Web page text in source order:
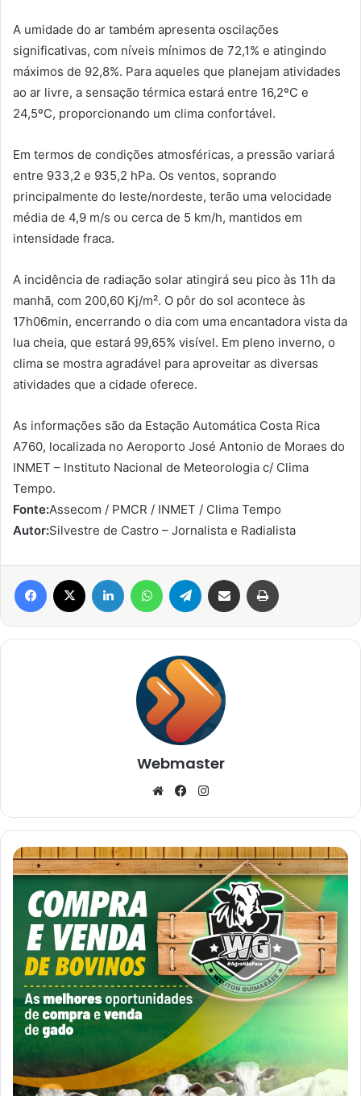
A umidade do ar também apresenta oscilações
significativas, com níveis mínimos de 72,1% e atingindo
máximos de 92,8%. Para aqueles que planejam atividades
ao ar livre, a sensação térmica estará entre 16,2ºC e
24,5ºC, proporcionando um clima confortável.
Em termos de condições atmosféricas, a pressão variará
entre 933,2 e 935,2 hPa. Os ventos, soprando
principalmente do leste/nordeste, terão uma velocidade
média de 4,9 m/s ou cerca de 5 km/h, mantidos em
intensidade fraca.
A incidência de radiação solar atingirá seu pico às 11h da
manhã, com 200,60 Kj/m². O pôr do sol acontece às
17h06min, encerrando o dia com uma encantadora vista da
lua cheia, que estará 99,65% visível. Em pleno inverno, o
clima se mostra agradável para aproveitar as diversas
atividades que a cidade oferece.
As informações são da Estação Automática Costa Rica
A760, localizada no Aeroporto José Antonio de Moraes do
INMET – Instituto Nacional de Meteorologia c/ Clima
Tempo.
Fonte:Assecom / PMCR / INMET / Clima Tempo
Autor:Silvestre de Castro – Jornalista e Radialista
Facebook Linkedin WhatsAppTelegram Compartilhar via e-mail
Webmaster
WebsiteFacebook